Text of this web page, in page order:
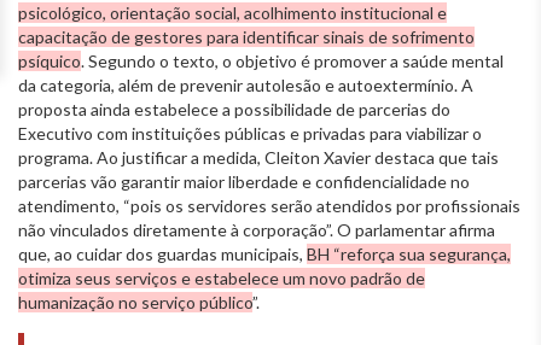
psicológico, orientação social, acolhimento institucional e
capacitação de gestores para identificar sinais de sofrimento
psíquico. Segundo o texto, o objetivo é promover a saúde mental
da categoria, além de prevenir autolesão e autoextermínio. A
proposta ainda estabelece a possibilidade de parcerias do
Executivo com instituições públicas e privadas para viabilizar o
programa. Ao justificar a medida, Cleiton Xavier destaca que tais
parcerias vão garantir maior liberdade e confidencialidade no
atendimento, “pois os servidores serão atendidos por profissionais
não vinculados diretamente à corporação”. O parlamentar afirma
que, ao cuidar dos guardas municipais, BH “reforça sua segurança,
otimiza seus serviços e estabelece um novo padrão de
humanização no serviço público”.